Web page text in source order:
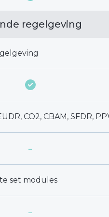
regelgeving
CO2, CBAM, SFDR,
-
set modules
-